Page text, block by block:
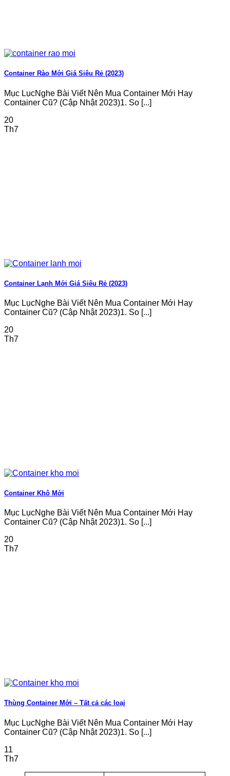
Container Rào Mới Giá Siêu Rẻ (2023)
Mục LụcNghe Bài Viết Nên Mua Container Mới Hay
Container Cũ? (Cập Nhật 2023)1. So [...]
20
Th7
Container Lạnh Mới Giá Siêu Rẻ (2023)
Mục LụcNghe Bài Viết Nên Mua Container Mới Hay
Container Cũ? (Cập Nhật 2023)1. So [...]
20
Th7
Container Khô Mới
Mục LụcNghe Bài Viết Nên Mua Container Mới Hay
Container Cũ? (Cập Nhật 2023)1. So [...]
20
Th7
Thùng Container Mới – Tất cả các loại
Mục LụcNghe Bài Viết Nên Mua Container Mới Hay
Container Cũ? (Cập Nhật 2023)1. So [...]
11
Th7